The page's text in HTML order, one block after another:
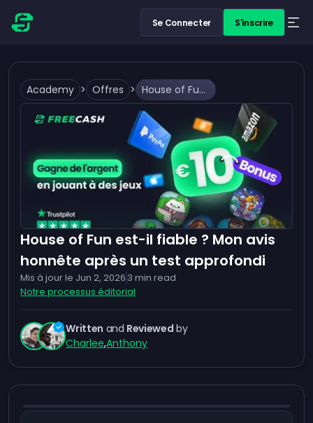
Se Connecter S'inscrire
Academy > Offres > House of Fun est-il fiable ? Mon avis honnête après un test approfondi
House of Fun est-il fiable ? Mon avis
honnête après un test approfondi
Mis à jour le Jun 2, 2026 3 min read
Notre processus éditorial
Written and Reviewed by
Charlee,Anthony